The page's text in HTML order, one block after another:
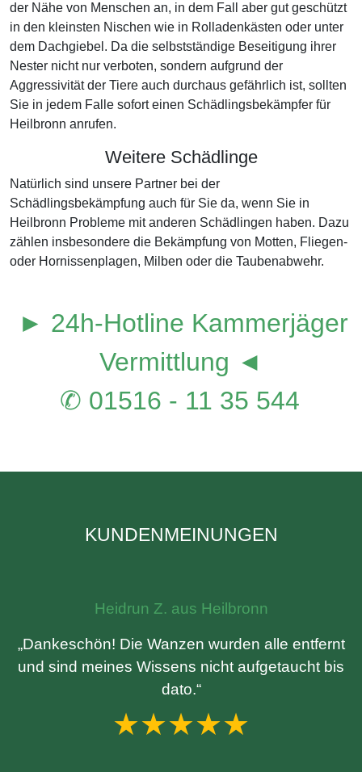
der Nähe von Menschen an, in dem Fall aber gut geschützt
in den kleinsten Nischen wie in Rolladenkästen oder unter
dem Dachgiebel. Da die selbstständige Beseitigung ihrer
Nester nicht nur verboten, sondern aufgrund der
Aggressivität der Tiere auch durchaus gefährlich ist, sollten
Sie in jedem Falle sofort einen Schädlingsbekämpfer für
Heilbronn anrufen.
Weitere Schädlinge
Natürlich sind unsere Partner bei der
Schädlingsbekämpfung auch für Sie da, wenn Sie in
Heilbronn Probleme mit anderen Schädlingen haben. Dazu
zählen insbesondere die Bekämpfung von Motten, Fliegen-
oder Hornissenplagen, Milben oder die Taubenabwehr.
► 24h-Hotline Kammerjäger
Vermittlung ◄
✆ 01516 - 11 35 544
KUNDENMEINUNGEN
Heidrun Z. aus Heilbronn
„Dankeschön! Die Wanzen wurden alle entfernt
und sind meines Wissens nicht aufgetaucht bis
dato.“
★★★★★